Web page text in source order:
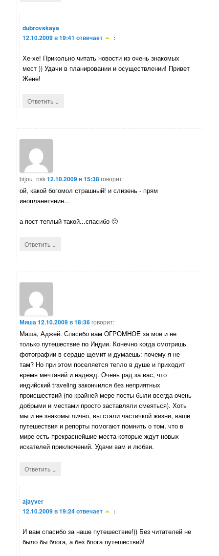
dubrovskaya
12.10.2009 в 19:41 отвечает :
Хе-хе! Прикольно читать новости из очень знакомых
мест )) Удачи в планировании и осуществлении! Привет
Жене!
Ответить ↓
bijou_nsk12.10.2009 в 15:38говорит:
ой, какой богомол страшный! и слизень - прям
инопланетянин...
а пост теплый такой...спасибо 🙂
Ответить ↓
Миша12.10.2009 в 18:36говорит:
Маша, Аджей. Спасибо вам ОГРОМНОЕ за моё и не
только путешествие по Индии. Конечно когда смотришь
фотографии в сердце щемит и думаешь: почему я не
там? Но при этом поселяется тепло в душе и приходит
время мечтаний и надежд. Очень рад за вас, что
индийский traveling закончился без неприятных
происшествий (по крайней мере посты были всегда очень
добрыми и местами просто заставляли смеяться). Хоть
мы и не знакомы лично, вы стали частичкой жизни, ваши
путешествия и репорты помогают помнить о том, что в
мире есть прекраснейшие места которые ждут новых
искателей приключений. Удачи вам и любви.
Ответить ↓
ajayver
12.10.2009 в 19:24отвечает :
И вам спасибо за наше путешествие!)) Без читателей не
было бы блога, а без блога путешествий!